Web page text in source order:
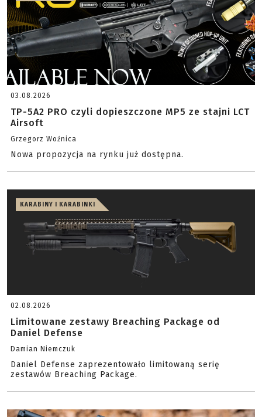
03.08.2026
TP-5A2 PRO czyli dopieszczone MP5 ze stajni LCT
Airsoft
Grzegorz Woźnica
Nowa propozycja na rynku już dostępna.
KARABINY I KARABINKI
02.08.2026
Limitowane zestawy Breaching Package od
Daniel Defense
Damian Niemczuk
Daniel Defense zaprezentowało limitowaną serię
zestawów Breaching Package.